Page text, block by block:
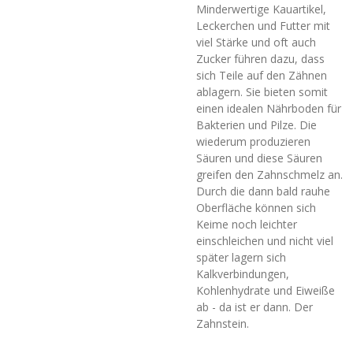
Minderwertige Kauartikel,
Leckerchen und Futter mit
viel Stärke und oft auch
Zucker führen dazu, dass
sich Teile auf den Zähnen
ablagern. Sie bieten somit
einen idealen Nährboden für
Bakterien und Pilze. Die
wiederum produzieren
Säuren und diese Säuren
greifen den Zahnschmelz an.
Durch die dann bald rauhe
Oberfläche können sich
Keime noch leichter
einschleichen und nicht viel
später lagern sich
Kalkverbindungen,
Kohlenhydrate und Eiweiße
ab - da ist er dann. Der
Zahnstein.